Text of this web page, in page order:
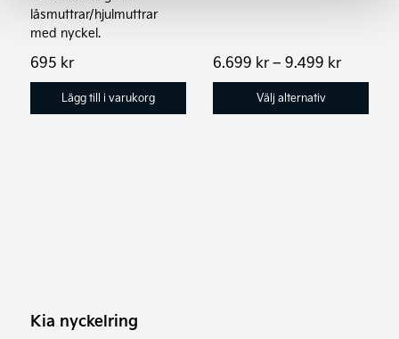
låsmuttrar/hjulmuttrar
med nyckel.
695 kr
Lägg till i varukorg
6.699 kr– 9.499 kr
6.699 kr
9.499 kr
Välj alternativ
Kia nyckelring